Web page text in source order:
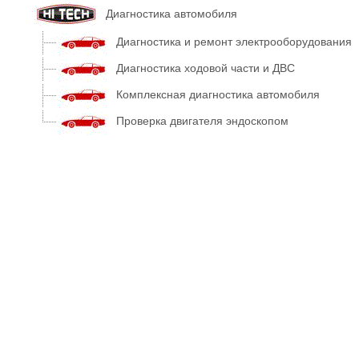
Диагностика автомобиля
Диагностика и ремонт электрооборудования
Диагностика ходовой части и ДВС
Комплексная диагностика автомобиля
Проверка двигателя эндоскопом